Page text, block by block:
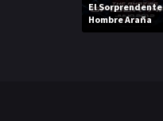
El Sorprendente
Hombre Araña